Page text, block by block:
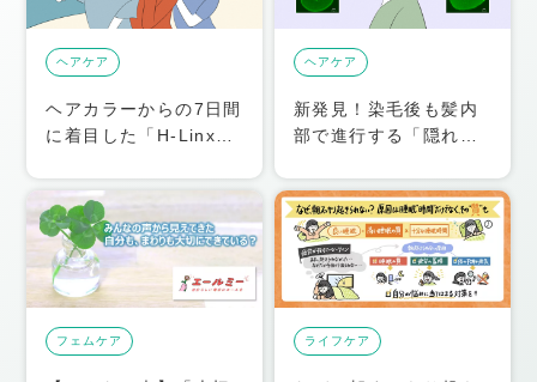
ヘアケア
ヘアカラーからの7日間
に着目した「H-Linx
質感ケア技術”で、美し
く理想の髪に
ヘアケア
新発見！染毛後も髪内
部で進行する「隠れダ
する髪に適したケアを
届ける発想で、きれい
な状態が長続き
フェムケア ライフケア